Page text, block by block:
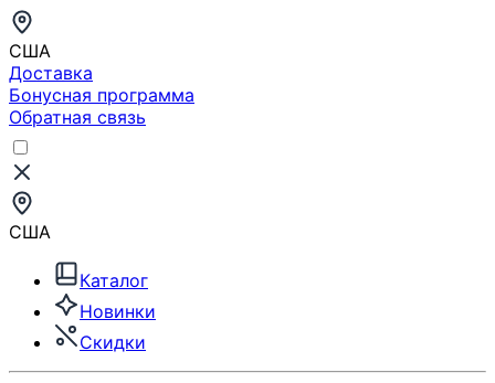
США
Доставка
Бонусная программа
Обратная связь
США
Каталог
Новинки
Скидки